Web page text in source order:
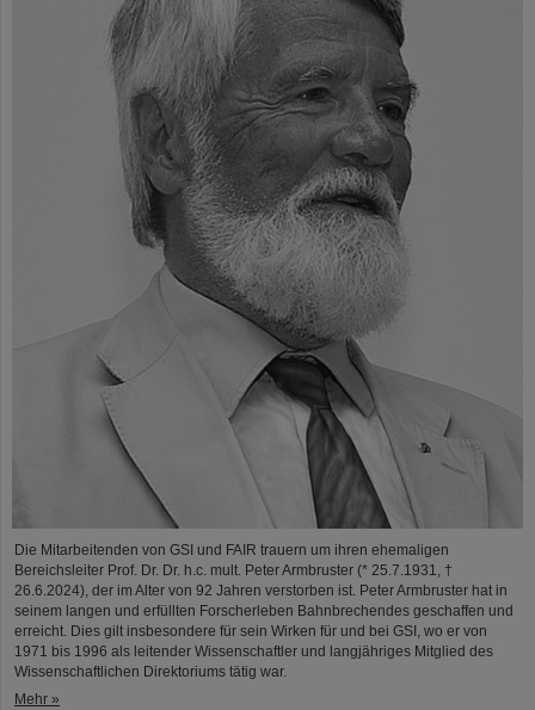
Die Mitarbeitenden von GSI und FAIR trauern um ihren ehemaligen
Bereichsleiter Prof. Dr. Dr. h.c. mult. Peter Armbruster (* 25.7.1931, †
26.6.2024), der im Alter von 92 Jahren verstorben ist. Peter Armbruster hat in
seinem langen und erfüllten Forscherleben Bahnbrechendes geschaffen und
erreicht. Dies gilt insbesondere für sein Wirken für und bei GSI, wo er von
1971 bis 1996 als leitender Wissenschaftler und langjähriges Mitglied des
Wissenschaftlichen Direktoriums tätig war.
Mehr »